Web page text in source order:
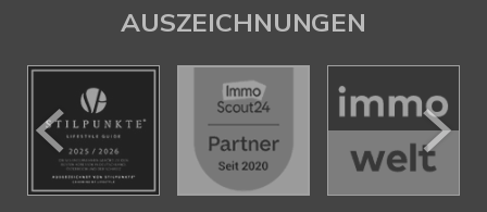
AUSZEICHNUNGEN